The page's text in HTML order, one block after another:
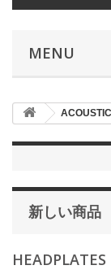
MENU
新しい商品
HEADPLATES